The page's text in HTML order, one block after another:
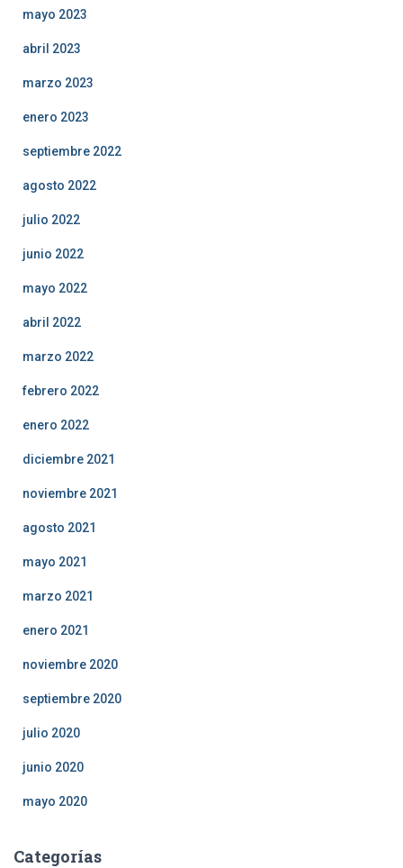
mayo 2023
abril 2023
marzo 2023
enero 2023
septiembre 2022
agosto 2022
julio 2022
junio 2022
mayo 2022
abril 2022
marzo 2022
febrero 2022
enero 2022
diciembre 2021
noviembre 2021
agosto 2021
mayo 2021
marzo 2021
enero 2021
noviembre 2020
septiembre 2020
julio 2020
junio 2020
mayo 2020
Categorías